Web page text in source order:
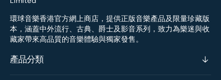
環球音樂香港官方網上商店，提供正版音樂產品及限量珍藏版
本，涵蓋中外流行、古典、爵士及影音系列，致力為樂迷與收
藏家帶來高品質的音樂體驗與獨家發售。
產品分類